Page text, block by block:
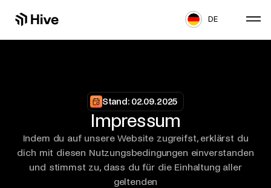
DE
Stand: 02.09.2025
Impressum
Indem du auf unsere Website zugreifst, erklärst du
dich mit diesen Nutzungsbedingungen einverstanden
und stimmst zu, dass du für die Einhaltung aller
geltenden